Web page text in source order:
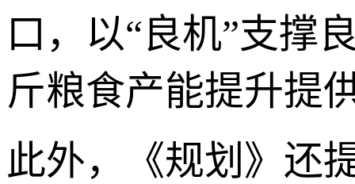
口，以“良机”支撑
斤粮食产能提升提
此外，《规划》还